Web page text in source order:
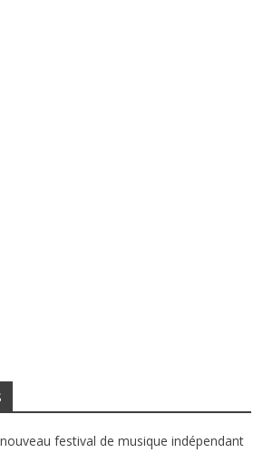
festival de musique indépendant